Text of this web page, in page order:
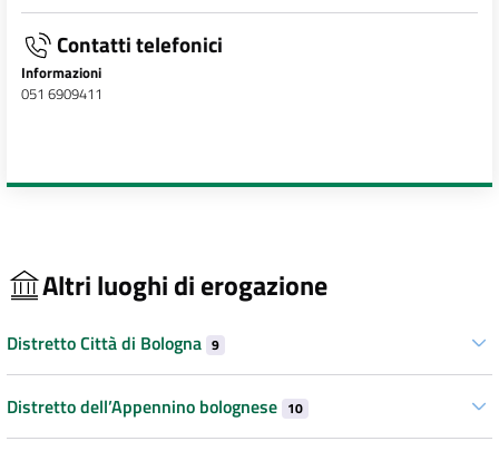
Contatti telefonici
Informazioni
051 6909411
Altri luoghi di erogazione
Distretto Città di Bologna 9
Distretto dell’Appennino bolognese 10